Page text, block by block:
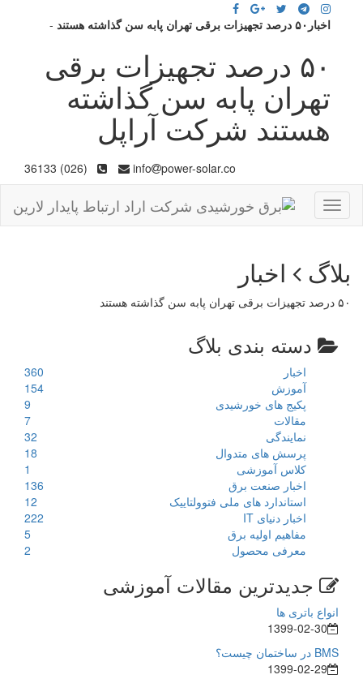
اخبار۵۰ درصد تجهیزات برقی تهران پابه سن گذاشته هستند -
۵۰ درصد تجهیزات برقی
تهران پابه سن گذاشته
هستند شرکت آراپل
info power-solar.co
(026) 36133
Toggle
navigation
بلاگ اخبار
۵۰ درصد تجهیزات برقی تهران پابه سن گذاشته هستند
دسته بندی بلاگ
اخبار
360
آموزش
154
پکیج های خورشیدی
9
مقالات
7
نمایندگی
32
پرسش های متدوال
18
کلاس آموزشی
1
اخبار صنعت برق
136
استاندارد های ملی فتوولتاییک
12
اخبار دنیای IT
222
مفاهیم اولیه برق
5
معرفی محصول
2
جدیدترین مقالات آموزشی
انواع باتری ها
1399-02-30
BMS در ساختمان چیست؟
1399-02-29